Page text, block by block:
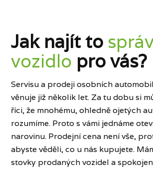
Jak najít to
vozidlo pro vás?
Servisu a prodeji osobních
věnuje již několik let. Za tu dobu si
říci, že mnohému, ohledně ojetých
rozumíme. Proto s vámi jednáme
narovinu. Prodejní cena není vše,
abyste věděli, co u nás kupujete.
stovky prodaných vozidel a